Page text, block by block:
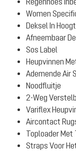
Women
Deksel In
Afneembaar
Sos Label
Heupvinnen
Ademende Air
Noodfluitje
2-Weg
Variflex
Aircontact
Toploader Met
Straps Voor